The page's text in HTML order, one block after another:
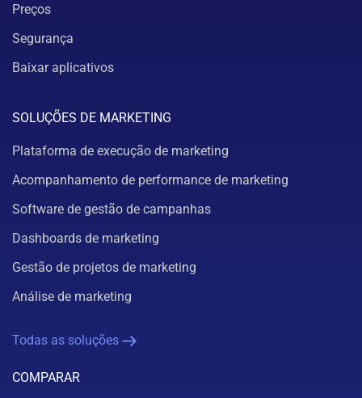
Preços
Segurança
Baixar aplicativos
SOLUÇÕES DE MARKETING
Plataforma de execução de marketing
Acompanhamento de performance de marketing
Software de gestão de campanhas
Dashboards de marketing
Gestão de projetos de marketing
Análise de marketing
Todas as soluções
COMPARAR